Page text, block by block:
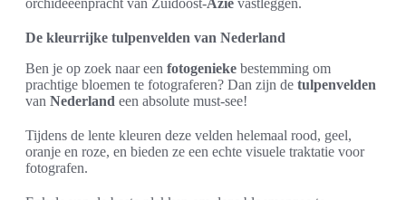
orchideeënpracht van Zuidoost-Azië vastleggen.
De kleurrijke tulpenvelden van Nederland
Ben je op zoek naar een fotogenieke bestemming om
prachtige bloemen te fotograferen? Dan zijn de tulpenvelden
van Nederland een absolute must-see!
Tijdens de lente kleuren deze velden helemaal rood, geel,
oranje en roze, en bieden ze een echte visuele traktatie voor
fotografen.